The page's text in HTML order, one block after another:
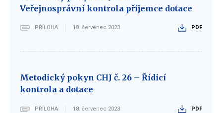
Veřejnosprávní kontrola příjemce dotace
PŘÍLOHA 18. červenec 2023 PDF
Metodický pokyn CHJ č. 26 – Řídicí
kontrola a dotace
PŘÍLOHA 18. červenec 2023 PDF